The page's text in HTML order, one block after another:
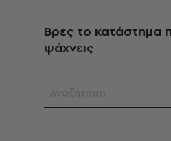
Βρες το κατάστημα
ψάχνεις